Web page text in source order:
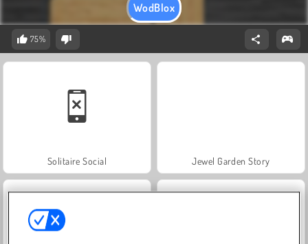
WodBlox
75%
Solitaire Social Jewel Garden Story